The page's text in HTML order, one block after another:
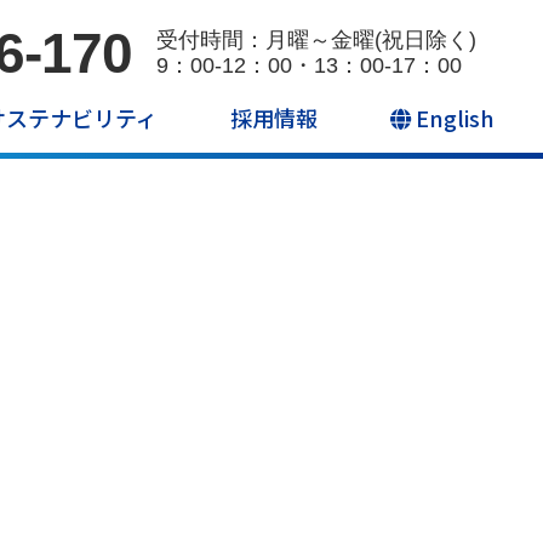
170
受付時間：月曜～金曜(祝日除く)
9：00-12：00・13：00-17：00
ステナビリティ 採用情報 English